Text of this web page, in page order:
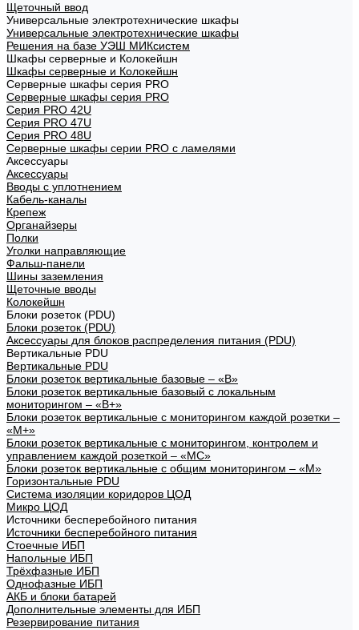
Щеточный ввод
Универсальные электротехнические шкафы
Универсальные электротехнические шкафы
Решения на базе УЭШ МИКсистем
Шкафы серверные и Колокейшн
Шкафы серверные и Колокейшн
Серверные шкафы серия PRO
Серверные шкафы серия PRO
Серия PRO 42U
Серия PRO 47U
Серия PRO 48U
Серверные шкафы серии PRO с ламелями
Аксессуары
Аксессуары
Вводы с уплотнением
Кабель-каналы
Крепеж
Органайзеры
Полки
Уголки направляющие
Фальш-панели
Шины заземления
Щеточные вводы
Колокейшн
Блоки розеток (PDU)
Блоки розеток (PDU)
Аксессуары для блоков распределения питания (PDU)
Вертикальные PDU
Вертикальные PDU
Блоки розеток вертикальные базовые – «В»
Блоки розеток вертикальные базовый с локальным
мониторингом – «В+»
Блоки розеток вертикальные с мониторингом каждой розетки –
«М+»
Блоки розеток вертикальные с мониторингом, контролем и
управлением каждой розеткой – «МС»
Блоки розеток вертикальные с общим мониторингом – «М»
Горизонтальные PDU
Система изоляции коридоров ЦОД
Микро ЦОД
Источники бесперебойного питания
Источники бесперебойного питания
Стоечные ИБП
Напольные ИБП
Трёхфазные ИБП
Однофазные ИБП
АКБ и блоки батарей
Дополнительные элементы для ИБП
Резервирование питания